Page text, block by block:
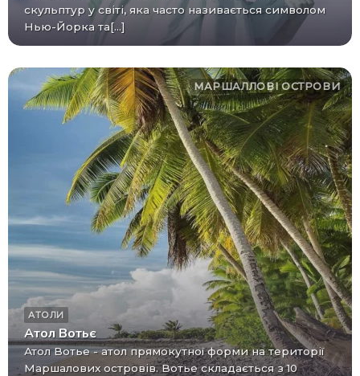
скульптур у світі, яка часто називається символом
Нью-Йорка та[...]
МАРШАЛЛОВІ ОСТРОВИ
АТОЛИ
Атол Вотьє
Атол Вотье - атол прямокутної форми на території
Маршалових островів. Вотье складається з 10